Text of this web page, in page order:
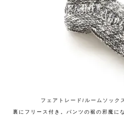
フェアトレード/ルームソック
裏にフリース付き。パンツの裾の邪魔に